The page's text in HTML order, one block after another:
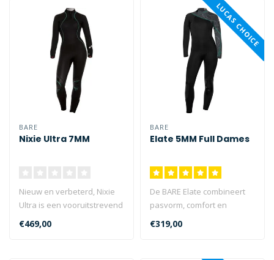
BARE
Nixie Ultra 7MM
Nieuw en verbeterd, Nixie
Ultra is een vooruitstrevend
ontwerp dat de natuurlijk..
€469,00
LUCAS CHOICE
BARE
Elate 5MM Full Dames
De BARE Elate combineert
pasvorm, comfort en
flexibiliteit voor uitstekende
€319,00